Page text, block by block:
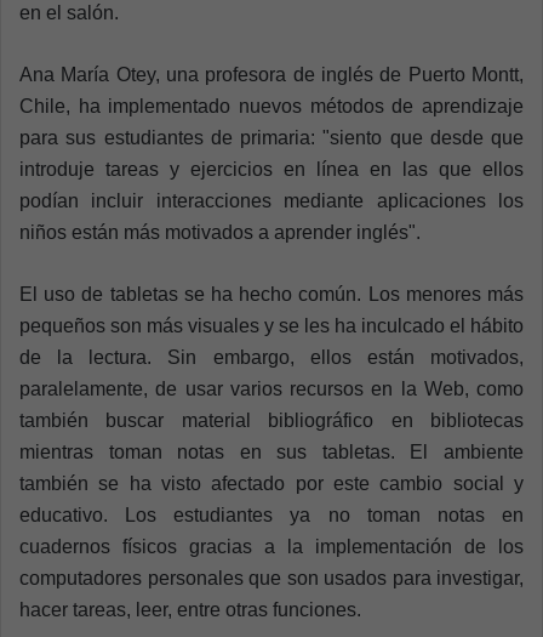
en el salón.
Ana María Otey, una profesora de inglés de Puerto Montt,
Chile, ha implementado nuevos métodos de aprendizaje
para sus estudiantes de primaria: "siento que desde que
introduje tareas y ejercicios en línea en las que ellos
podían incluir interacciones mediante aplicaciones los
niños están más motivados a aprender inglés".
El uso de tabletas se ha hecho común. Los menores más
pequeños son más visuales y se les ha inculcado el hábito
de la lectura. Sin embargo, ellos están motivados,
paralelamente, de usar varios recursos en la Web, como
también buscar material bibliográfico en bibliotecas
mientras toman notas en sus tabletas. El ambiente
también se ha visto afectado por este cambio social y
educativo. Los estudiantes ya no toman notas en
cuadernos físicos gracias a la implementación de los
computadores personales que son usados para investigar,
hacer tareas, leer, entre otras funciones.